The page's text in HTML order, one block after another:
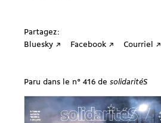
Partagez:
Bluesky ↗
Facebook ↗ Courriel ↗
Paru dans le n° 416 de solidaritéS